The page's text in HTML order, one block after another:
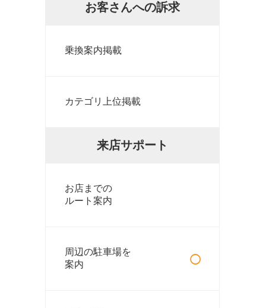
お客さんへの訴求
乗換案内掲載
カテゴリ上位掲載
来店サポート
お店までの
ルート案内
周辺の駐車場を
案内
○